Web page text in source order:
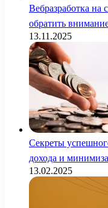
Вебразработка на
обратить
13.11.2025
Секреты
дохода и
13.02.2025